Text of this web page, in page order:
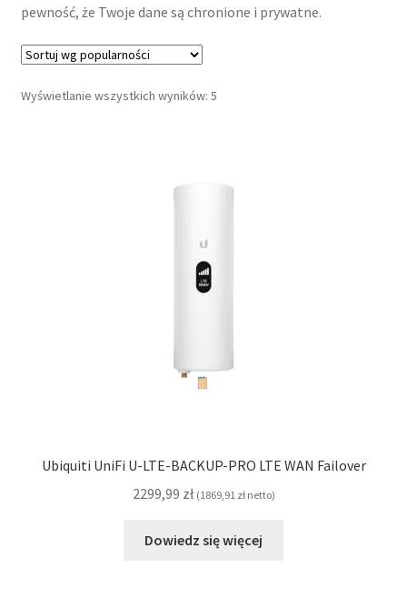
pewność, że Twoje dane są chronione i prywatne.
Wyświetlanie wszystkich wyników: 5Posortowane
Ubiquiti UniFi U-LTE-BACKUP-PRO LTE WAN Failover
2299,99 zł (1869,91 złnetto)
Dowiedz się więcej